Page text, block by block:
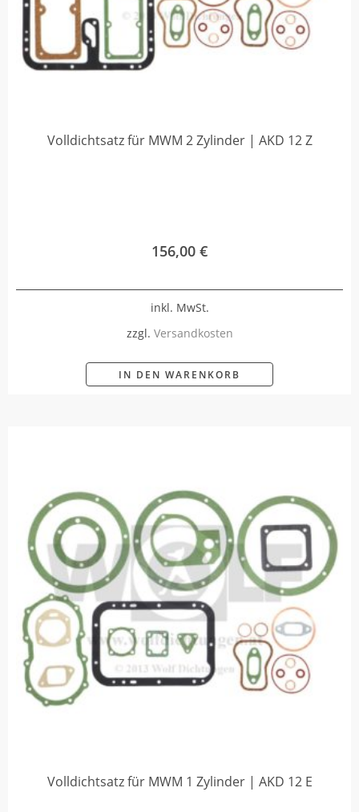
Volldichtsatz für MWM 2 Zylinder | AKD 12 Z
156,00 €
inkl. MwSt.
zzgl. Versandkosten
IN DEN WARENKORB
Volldichtsatz für MWM 1 Zylinder | AKD 12 E